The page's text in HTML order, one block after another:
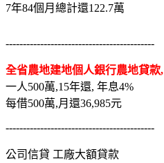
7年84個月總計還122.7萬
-------------------------------------------
全省農地建地個人銀行農地貸款,
一人500萬,15年還, 年息4%
每借500萬,月還36,985元
-------------------------------------------
公司信貸 工廠大額貸款